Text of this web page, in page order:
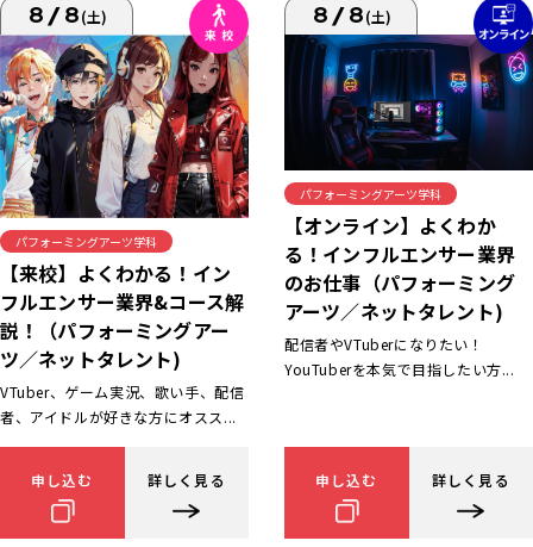
8/8(土)
パフォーミングアーツ学科
【来校】よくわかる！イン
フルエンサー業界&コース解
説！（パフォーミングアー
ツ／ネットタレント)
VTuber、ゲーム実況、歌い手、配信
者、アイドルが好きな方にオスス...
申し込む 詳しく見る
8/8(土)
パフォーミングアーツ学科
【オンライン】よくわか
る！インフルエンサー業界
のお仕事（パフォーミング
アーツ／ネットタレント)
配信者やVTuberになりたい！
YouTuberを本気で目指したい方...
申し込む 詳しく見る